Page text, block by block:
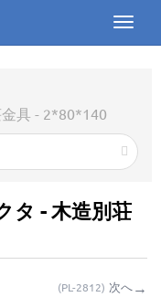
Toggle
具 - 2*80*140
タ - 木造別荘
(PL-2812) 次へ→